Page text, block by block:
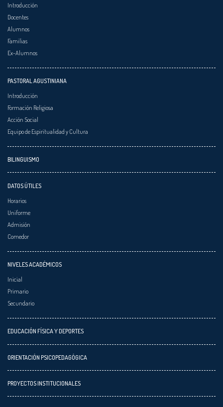
Introducción
Docentes
Alumnos
Familias
Ex-Alumnos
PASTORAL AGUSTINIANA
Introducción
Formación Religiosa
Acción Social
Equipo de Espiritualidad y Cultura
BILINGUISMO
DATOS ÚTILES
Horarios
Uniforme
Admisión
Comedor
NIVELES ACADÉMICOS
Inicial
Primario
Secundario
EDUCACIÓN FÍSICA Y DEPORTES
ORIENTACIÓN PSICOPEDAGÓGICA
PROYECTOS INSTITUCIONALES